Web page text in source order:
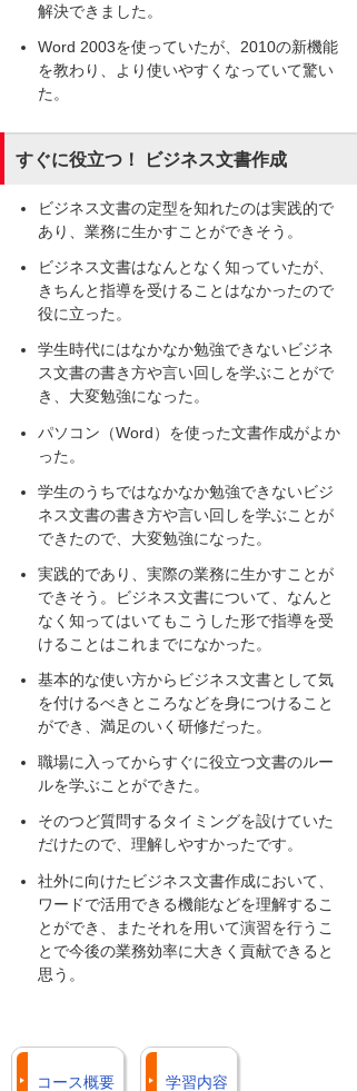
解決できました。
Word 2003を使っていたが、2010の新機能
を教わり、より使いやすくなっていて驚い
た。
すぐに役立つ！ ビジネス文書作成
ビジネス文書の定型を知れたのは実践的で
あり、業務に生かすことができそう。
ビジネス文書はなんとなく知っていたが、
きちんと指導を受けることはなかったので
役に立った。
学生時代にはなかなか勉強できないビジネ
ス文書の書き方や言い回しを学ぶことがで
き、大変勉強になった。
パソコン（Word）を使った文書作成がよか
った。
学生のうちではなかなか勉強できないビジ
ネス文書の書き方や言い回しを学ぶことが
できたので、大変勉強になった。
実践的であり、実際の業務に生かすことが
できそう。ビジネス文書について、なんと
なく知ってはいてもこうした形で指導を受
けることはこれまでになかった。
基本的な使い方からビジネス文書として気
を付けるべきところなどを身につけること
ができ、満足のいく研修だった。
職場に入ってからすぐに役立つ文書のルー
ルを学ぶことができた。
そのつど質問するタイミングを設けていた
だけたので、理解しやすかったです。
社外に向けたビジネス文書作成において、
ワードで活用できる機能などを理解するこ
とができ、またそれを用いて演習を行うこ
とで今後の業務効率に大きく貢献できると
思う。
コース概要 学習内容